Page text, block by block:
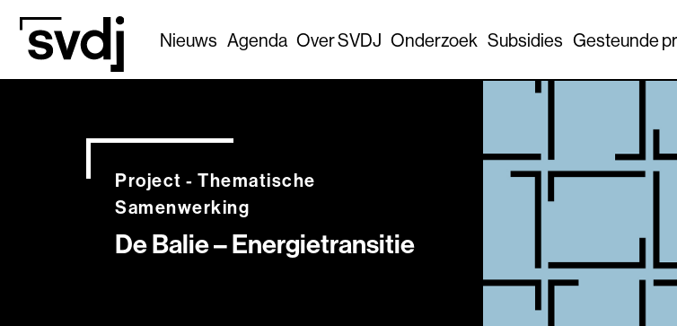
Naar hoofdinhoud
Nieuws Agenda Over SVDJ Onderzoek Subsidies Gesteunde
De Balie – Energietransitie
Project - Thematische
Samenwerking